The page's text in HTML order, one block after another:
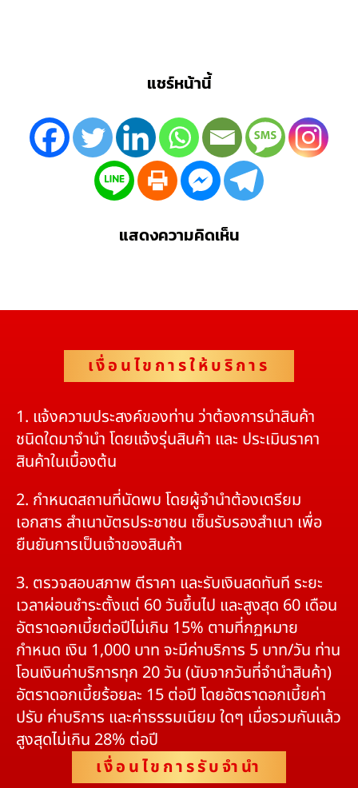
แชร์หน้านี้
แสดงความคิดเห็น
เงื่อนไขการให้บริการ
1. แจ้งความประสงค์ของท่าน ว่าต้องการนำสินค้า
ชนิดใดมาจำนำ โดยแจ้งรุ่นสินค้า และ ประเมินราคา
สินค้าในเบื้องต้น
2. กำหนดสถานที่นัดพบ โดยผู้จำนำต้องเตรียม
เอกสาร สำเนาบัตรประชาชน เซ็นรับรองสำเนา เพื่อ
ยืนยันการเป็นเจ้าของสินค้า
3. ตรวจสอบสภาพ ตีราคา และรับเงินสดทันที ระยะ
เวลาผ่อนชำระตั้งแต่ 60 วันขึ้นไป และสูงสุด 60 เดือน
อัตราดอกเบี้ยต่อปีไม่เกิน 15% ตามที่กฏหมาย
กำหนด เงิน 1,000 บาท จะมีค่าบริการ 5 บาท/วัน ท่าน
โอนเงินค่าบริการทุก 20 วัน (นับจากวันที่จำนำสินค้า)
อัตราดอกเบี้ยร้อยละ 15 ต่อปี โดยอัตราดอกเบี้ยค่า
ปรับ ค่าบริการ และค่าธรรมเนียม ใดๆ เมื่อรวมกันแล้ว
สูงสุดไม่เกิน 28% ต่อปี
เงื่อนไขการรับจำนำ